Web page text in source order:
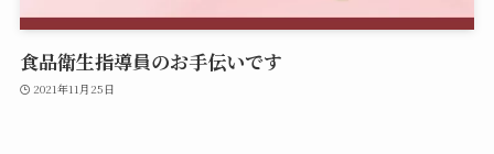
食品衛生指導員のお手伝いです
2021年11月25日